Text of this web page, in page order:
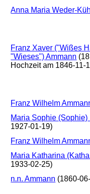
Anna Maria Weder-
Franz Xaver ("Wißes
"Wieses") Ammann
Hochzeit am 1846-11-
Franz Wilhelm
Maria Sophie
1927-01-19)
Franz Wilhelm
Maria Katharina
1933-02-25)
n.n. Ammann (1860-